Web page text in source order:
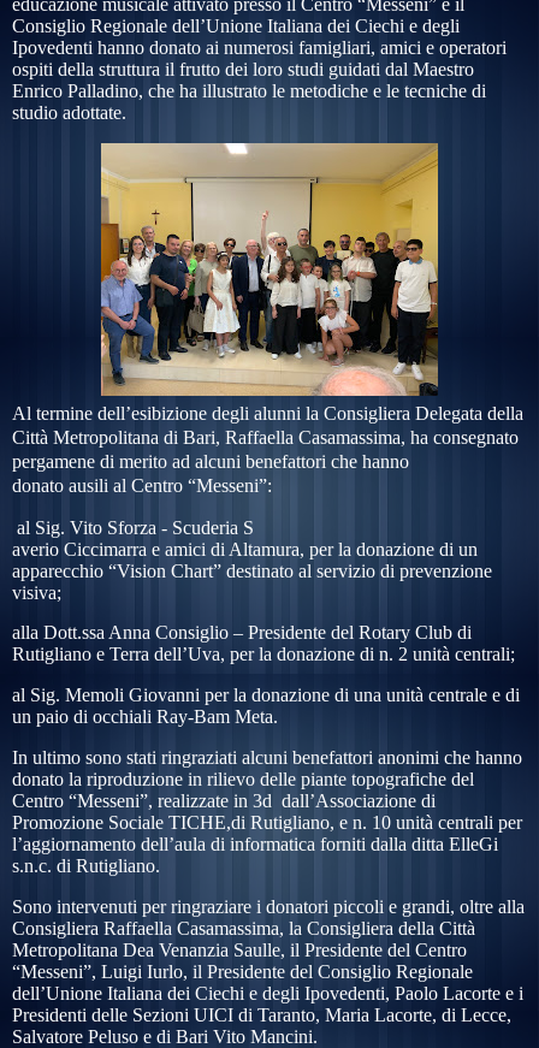
educazione musicale attivato presso il Centro “Messeni” e il
Consiglio Regionale dell’Unione Italiana dei Ciechi e degli
Ipovedenti hanno donato ai numerosi famigliari, amici e operatori
ospiti della struttura il frutto dei loro studi guidati dal Maestro
Enrico Palladino, che ha illustrato le metodiche e le tecniche di
studio adottate.
Al termine dell’esibizione degli alunni la Consigliera Delegata della
Città Metropolitana di Bari, Raffaella Casamassima, ha consegnato
pergamene di merito ad alcuni benefattori che hanno
donato ausili al Centro “Messeni”:
al Sig. Vito Sforza - Scuderia S
averio Ciccimarra e amici di Altamura, per la donazione di un
apparecchio “Vision Chart” destinato al servizio di prevenzione
visiva;
alla Dott.ssa Anna Consiglio – Presidente del Rotary Club di
Rutigliano e Terra dell’Uva, per la donazione di n. 2 unità centrali;
al Sig. Memoli Giovanni per la donazione di una unità centrale e di
un paio di occhiali Ray-Bam Meta.
In ultimo sono stati ringraziati alcuni benefattori anonimi che hanno
donato la riproduzione in rilievo delle piante topografiche del
Centro “Messeni”, realizzate in 3d dall’Associazione di
Promozione Sociale TICHE,di Rutigliano, e n. 10 unità centrali per
l’aggiornamento dell’aula di informatica forniti dalla ditta ElleGi
s.n.c. di Rutigliano.
Sono intervenuti per ringraziare i donatori piccoli e grandi, oltre alla
Consigliera Raffaella Casamassima, la Consigliera della Città
Metropolitana Dea Venanzia Saulle, il Presidente del Centro
“Messeni”, Luigi Iurlo, il Presidente del Consiglio Regionale
dell’Unione Italiana dei Ciechi e degli Ipovedenti, Paolo Lacorte e i
Presidenti delle Sezioni UICI di Taranto, Maria Lacorte, di Lecce,
Salvatore Peluso e di Bari Vito Mancini.